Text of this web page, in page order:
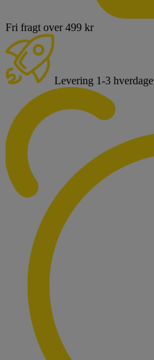
Fri fragt over 499 kr
Levering 1-3 hverdage